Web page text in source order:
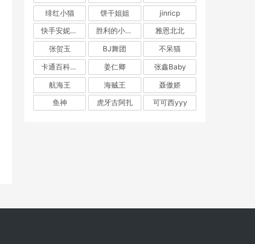
绯红小猫
饼干姐姐
jinricp
快手安妮朵朵
胜利的小生活
雅恩北北
张贺玉
BJ舞团
不呆猫
卡通百科老王
姜仁卿
张鑫Baby
航海王
海贼王
聂傲娇
鱼神
虎牙古阿扎 可可西yyy